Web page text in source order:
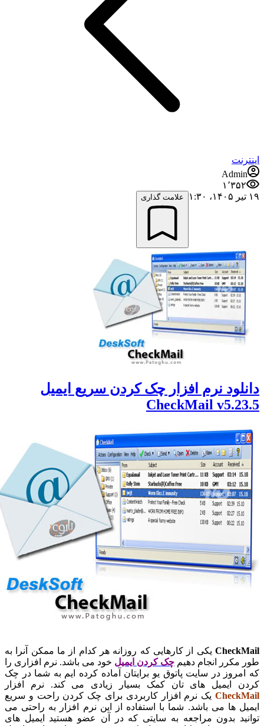
Admin
۱٬۳۵۲
۱۴۰۵،‏ ۱:۳۰
علامت گذاری
نرم افزار چک کردن سریع ایمیل
CheckMail
یکی از کارهایی که روزانه هر کدام از ما ممکن آنرا به
مکرر انجام دهیمچک کردن ایمیلخود می باشد. نرم افزاری را
امروز در سایت پاتوق یو برایتان آماده کرده ایم به شما در چک
ایمیل های تان کمک بسیار زیادی می کند. نرم افزار
یک نرم افزار کاربردی برای چک کردن راحت و سریع
ها می باشد. شما با استفاده از این نرم افزار به راحتی می
بدون مراجعه به سایتی که در آن عضو هستید ایمیل های